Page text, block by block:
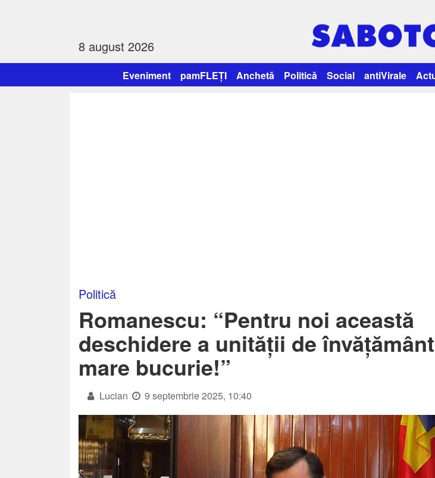
8 august 2026
Eveniment pamFLEȚI Anchetă Politică Social antiVirale
Politică
Romanescu: “Pentru noi această
deschidere a unității de
mare bucurie!”
Lucian 9 septembrie 2025, 10:40